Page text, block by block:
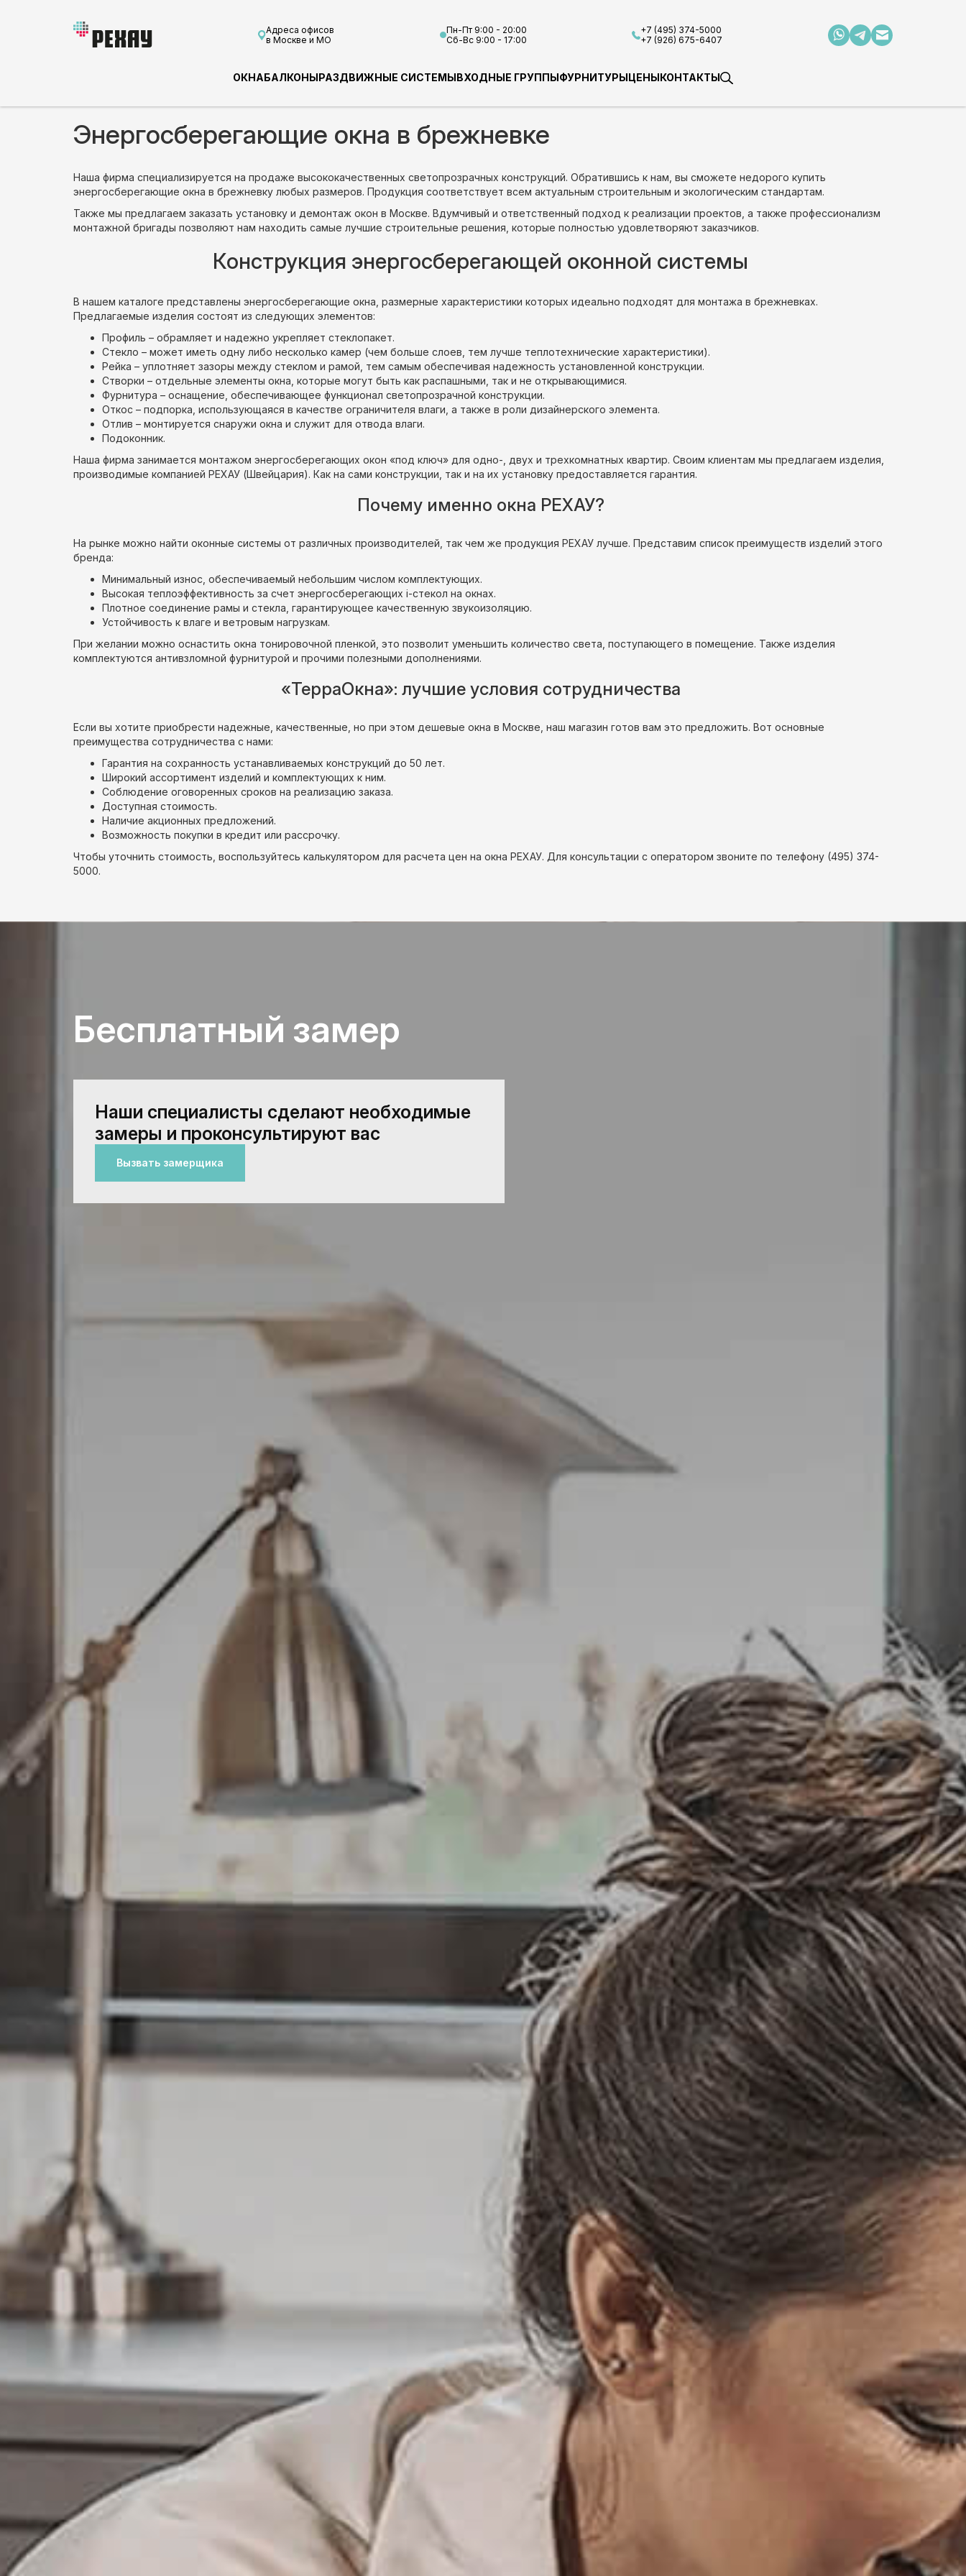
Адреса офисов
в Москве и МО
Пн-Пт 9:00 - 20:00
Сб-Вс 9:00 - 17:00
+7 (495) 374-5000
+7 (926) 675-6407
ОКНАБАЛКОНЫРАЗДВИЖНЫЕ СИСТЕМЫВХОДНЫЕ ГРУППЫФУРНИТУРЫЦЕНЫКОНТАКТЫ
Энергосберегающие окна в брежневке
Наша фирма специализируется на продаже высококачественных светопрозрачных конструкций. Обратившись к нам, вы сможете недорого купить
энергосберегающие окна в брежневку любых размеров. Продукция соответствует всем актуальным строительным и экологическим стандартам.
Также мы предлагаем заказать установку и демонтаж окон в Москве. Вдумчивый и ответственный подход к реализации проектов, а также профессионализм
монтажной бригады позволяют нам находить самые лучшие строительные решения, которые полностью удовлетворяют заказчиков.
Конструкция энергосберегающей оконной системы
В нашем каталоге представлены энергосберегающие окна, размерные характеристики которых идеально подходят для монтажа в брежневках.
Предлагаемые изделия состоят из следующих элементов:
Профиль – обрамляет и надежно укрепляет стеклопакет.
Стекло – может иметь одну либо несколько камер (чем больше слоев, тем лучше теплотехнические характеристики).
Рейка – уплотняет зазоры между стеклом и рамой, тем самым обеспечивая надежность установленной конструкции.
Створки – отдельные элементы окна, которые могут быть как распашными, так и не открывающимися.
Фурнитура – оснащение, обеспечивающее функционал светопрозрачной конструкции.
Откос – подпорка, использующаяся в качестве ограничителя влаги, а также в роли дизайнерского элемента.
Отлив – монтируется снаружи окна и служит для отвода влаги.
Подоконник.
Наша фирма занимается монтажом энергосберегающих окон «под ключ» для одно-, двух и трехкомнатных квартир. Своим клиентам мы предлагаем изделия,
производимые компанией РЕХАУ (Швейцария). Как на сами конструкции, так и на их установку предоставляется гарантия.
Почему именно окна РЕХАУ?
На рынке можно найти оконные системы от различных производителей, так чем же продукция РЕХАУ лучше. Представим список преимуществ изделий этого
бренда:
Минимальный износ, обеспечиваемый небольшим числом комплектующих.
Высокая теплоэффективность за счет энергосберегающих i-стекол на окнах.
Плотное соединение рамы и стекла, гарантирующее качественную звукоизоляцию.
Устойчивость к влаге и ветровым нагрузкам.
При желании можно оснастить окна тонировочной пленкой, это позволит уменьшить количество света, поступающего в помещение. Также изделия
комплектуются антивзломной фурнитурой и прочими полезными дополнениями.
«ТерраОкна»: лучшие условия сотрудничества
Если вы хотите приобрести надежные, качественные, но при этом дешевые окна в Москве, наш магазин готов вам это предложить. Вот основные
преимущества сотрудничества с нами:
Гарантия на сохранность устанавливаемых конструкций до 50 лет.
Широкий ассортимент изделий и комплектующих к ним.
Соблюдение оговоренных сроков на реализацию заказа.
Доступная стоимость.
Наличие акционных предложений.
Возможность покупки в кредит или рассрочку.
Чтобы уточнить стоимость, воспользуйтесь калькулятором для расчета цен на окна РЕХАУ. Для консультации с оператором звоните по телефону (495) 374-
5000.
Бесплатный замер
Наши специалисты сделают необходимые
замеры и проконсультируют вас
Вызвать замерщика